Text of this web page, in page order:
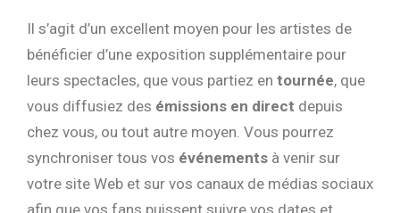
Il s’agit d’un excellent moyen pour les artistes de
bénéficier d’une exposition supplémentaire pour
leurs spectacles, que vous partiez en tournée, que
vous diffusiez des émissions en direct depuis
chez vous, ou tout autre moyen. Vous pourrez
synchroniser tous vos événements à venir sur
votre site Web et sur vos canaux de médias sociaux
afin que vos fans puissent suivre vos dates et